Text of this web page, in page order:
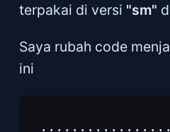
terpakai di versi "sm"
Saya rubah code
ini